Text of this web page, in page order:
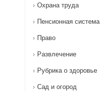
Охрана труда
Пенсионная система
Право
Развлечение
Рубрика о здоровье
Сад и огород